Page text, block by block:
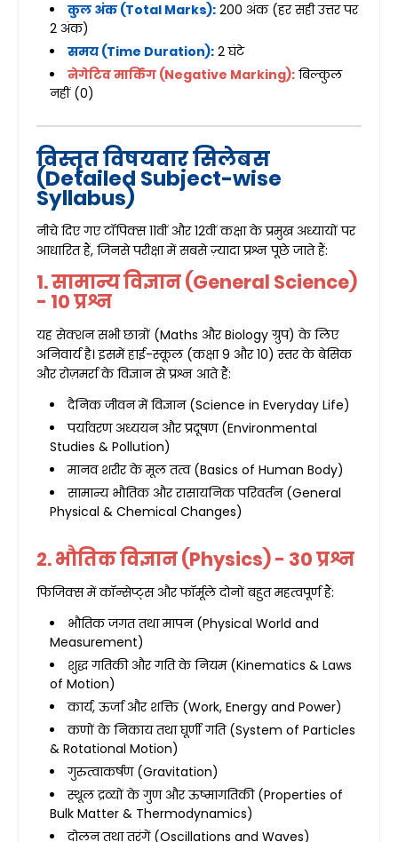
कुल अंक (Total Marks): 200 अंक (हर सही उत्तर पर
2 अंक)
समय (Time Duration): 2 घंटे
नेगेटिव मार्किंग (Negative Marking): बिल्कुल
नहीं (0)
विस्तृत विषयवार सिलेबस
(Detailed Subject-wise
Syllabus)
नीचे दिए गए टॉपिक्स 11वीं और 12वीं कक्षा के प्रमुख अध्यायों पर
आधारित हैं, जिनसे परीक्षा में सबसे ज़्यादा प्रश्न पूछे जाते हैं:
1. सामान्य विज्ञान (General Science)
- 10 प्रश्न
यह सेक्शन सभी छात्रों (Maths और Biology ग्रुप) के लिए
अनिवार्य है। इसमें हाई-स्कूल (कक्षा 9 और 10) स्तर के बेसिक
और रोज़मर्रा के विज्ञान से प्रश्न आते हैं:
दैनिक जीवन में विज्ञान (Science in Everyday Life)
पर्यावरण अध्ययन और प्रदूषण (Environmental
Studies & Pollution)
मानव शरीर के मूल तत्व (Basics of Human Body)
सामान्य भौतिक और रासायनिक परिवर्तन (General
Physical & Chemical Changes)
2. भौतिक विज्ञान (Physics) - 30 प्रश्न
फिजिक्स में कॉन्सेप्ट्स और फॉर्मूले दोनों बहुत महत्वपूर्ण हैं:
भौतिक जगत तथा मापन (Physical World and
Measurement)
शुद्ध गतिकी और गति के नियम (Kinematics & Laws
of Motion)
कार्य, ऊर्जा और शक्ति (Work, Energy and Power)
कणों के निकाय तथा घूर्णी गति (System of Particles
& Rotational Motion)
गुरुत्वाकर्षण (Gravitation)
स्थूल द्रव्यों के गुण और ऊष्मागतिकी (Properties of
Bulk Matter & Thermodynamics)
दोलन तथा तरंगें (Oscillations and Waves)